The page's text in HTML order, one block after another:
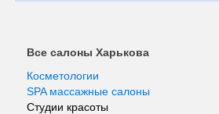
Все салоны Харькова
Косметологии
SPA массажные салоны
Студии красоты